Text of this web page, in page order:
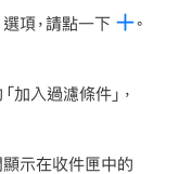
選項，請點一下
。
加入過濾條件」，
顯示在收件匣中的